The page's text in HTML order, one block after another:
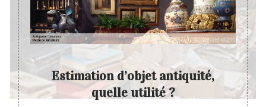
un ou
Estimation d’objet antiquité,
quelle utilité ?
Les